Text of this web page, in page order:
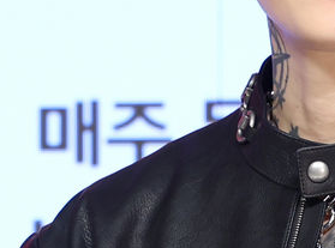
해' 안동·의성 관할 4개 면 특별재난지역 선포
들, 정원 초과 시 낮은 계급 임용…희망지 못 갈
곳곳 소나기·강원 많은 비[내일날씨]
팹에 54조 투자…"AI 메모리 수요 선제 대응"
자매, 아제르바이잔 투란VC 입단
기 들여다보니…한국 축구 '5승 2무'